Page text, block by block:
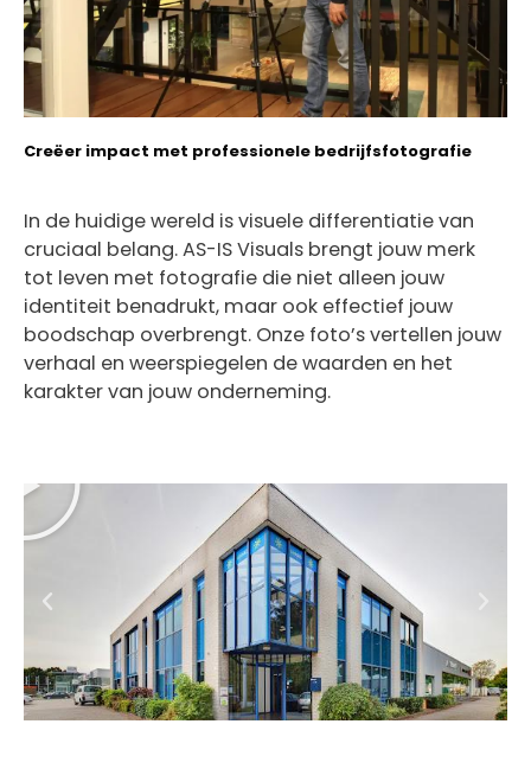
Creëer impact met professionele bedrijfsfotografie
In de huidige wereld is visuele differentiatie van
cruciaal belang. AS-IS Visuals brengt jouw merk
tot leven met fotografie die niet alleen jouw
identiteit benadrukt, maar ook effectief jouw
boodschap overbrengt. Onze foto’s vertellen jouw
verhaal en weerspiegelen de waarden en het
karakter van jouw onderneming.